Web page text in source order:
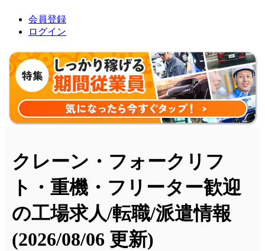
会員登録
ログイン
クレーン・フォークリフ
ト・重機・フリーター歓迎
の工場求人/転職/派遣情報
(2026/08/06 更新)